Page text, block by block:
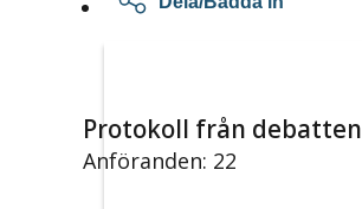
Protokoll från debatten
Anföranden: 22